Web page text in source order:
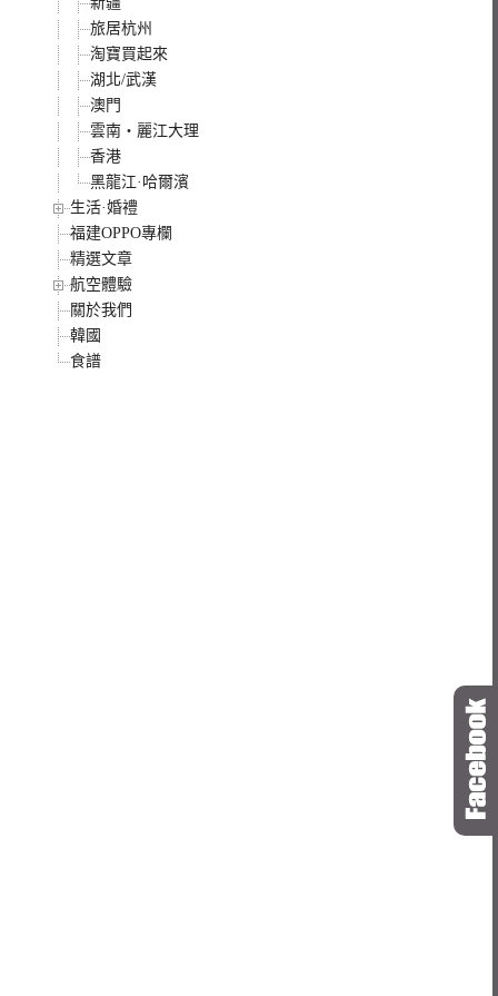
旅居杭州
淘寶買起來
湖北/武漢
澳門
雲南‧麗江大理
香港
黑龍江·哈爾濱
生活·婚禮
福建OPPO專欄
精選文章
航空體驗
關於我們
韓國
食譜